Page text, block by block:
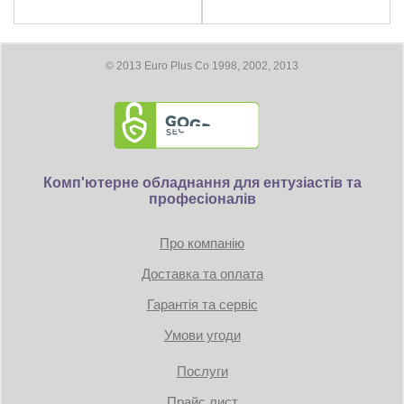
Коннекторы питания: 3 x 8pin
DirectX 12 Ultimate
CrossFireX - нет
AMD FreeSync Technology
Radeon VR Ready Premium
© 2013 Euro Plus Co 1998, 2002, 2013
Комп'ютерне обладнання для ентузіастів та
професіоналів
Про компанію
Доставка та оплата
Гарантія та сервіс
Умови угоди
Послуги